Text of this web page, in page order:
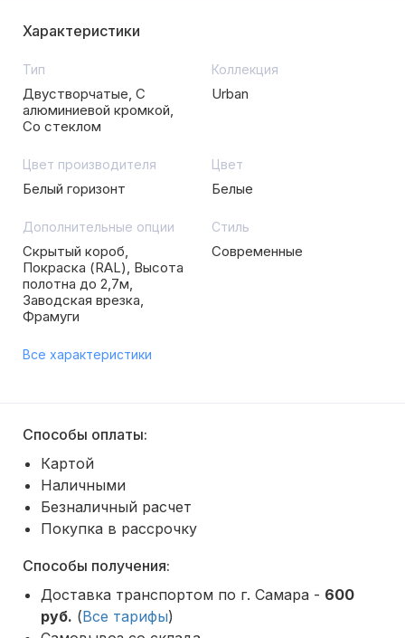
Характеристики
Тип
Двустворчатые, С
алюминиевой кромкой,
Со стеклом
Коллекция
Urban
Цвет производителя
Белый горизонт
Цвет
Белые
Дополнительные опции
Скрытый короб,
Покраска (RAL), Высота
полотна до 2,7м,
Заводская врезка,
Фрамуги
Стиль
Современные
Все характеристики
Способы оплаты:
Картой
Наличными
Безналичный расчет
Покупка в рассрочку
Способы получения:
Доставка транспортом по г. Самара - 600
руб. (Все тарифы)